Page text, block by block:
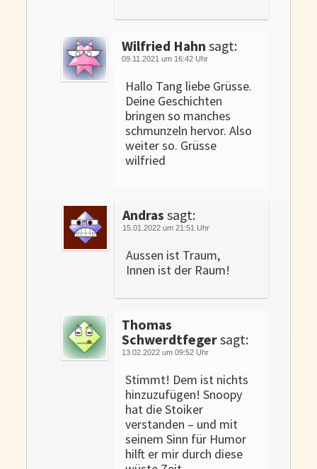
Wilfried Hahn sagt:
09.11.2021 um 16:42 Uhr
Hallo Tang liebe Grüsse.
Deine Geschichten
bringen so manches
schmunzeln hervor. Also
weiter so. Grüsse
wilfried
Andras sagt:
15.01.2022 um 21:51 Uhr
Aussen ist Traum,
Innen ist der Raum!
Thomas
Schwerdtfegersagt:
13.02.2022 um 09:52 Uhr
Stimmt! Dem ist nichts
hinzuzufügen! Snoopy
hat die Stoiker
verstanden – und mit
seinem Sinn für Humor
hilft er mir durch diese